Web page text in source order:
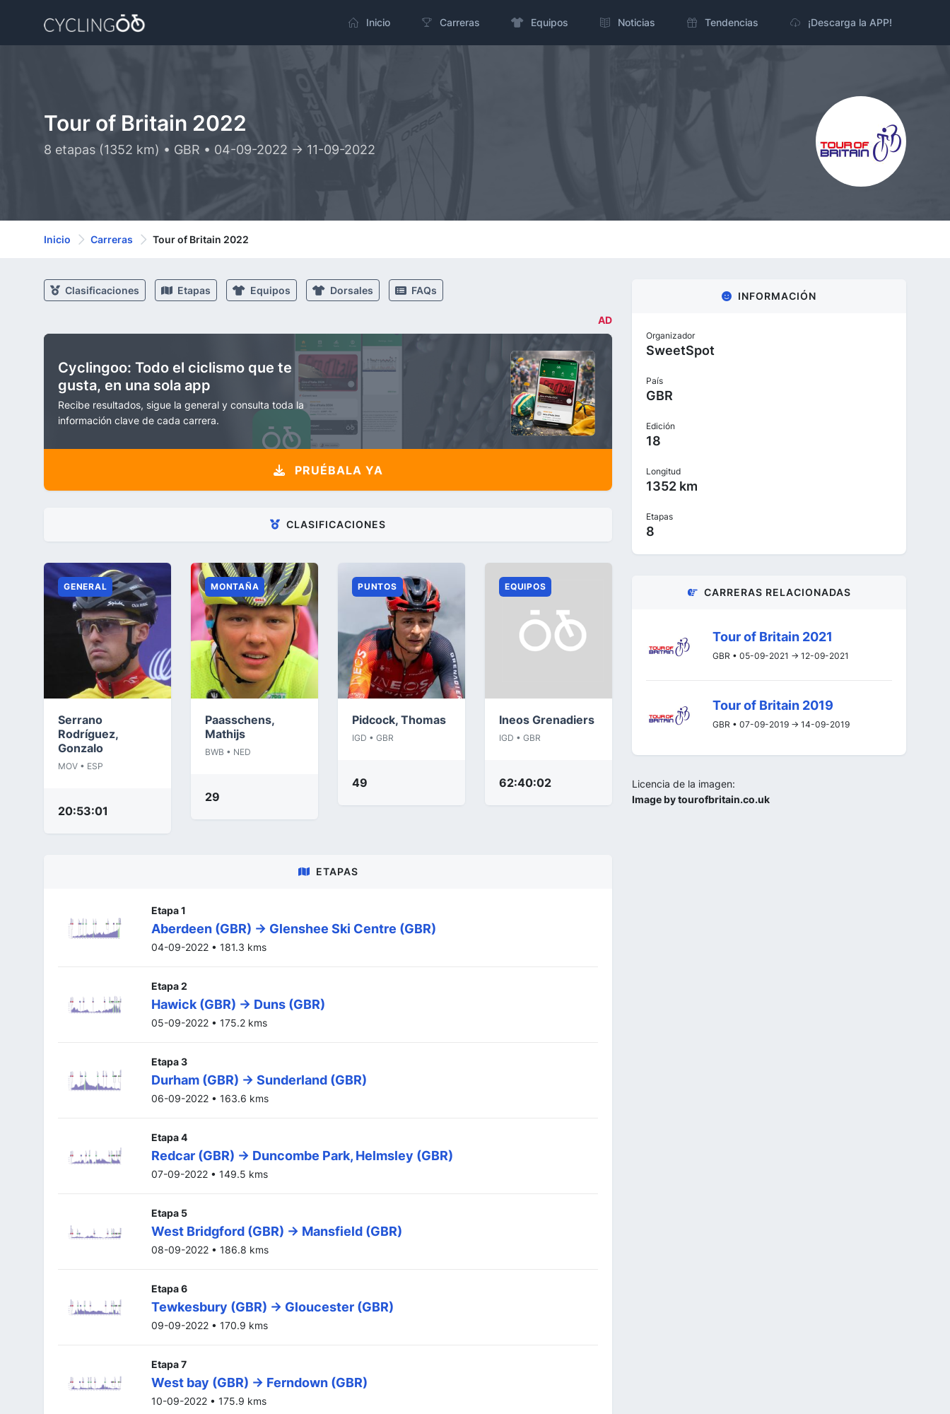
Inicio Carreras Equipos Noticias Tendencias ¡Descarga la APP!
Tour of Britain 2022
8 etapas (1352 km) • GBR • 04-09-2022 -> 11-09-2022
Inicio Carreras Tour of Britain 2022
Clasificaciones Etapas Equipos Dorsales FAQs
AD
Cyclingoo: Todo el ciclismo que te
gusta, en una sola app
Recibe resultados, sigue la general y consulta toda la
información clave de cada carrera.
PRUÉBALA YA
CLASIFICACIONES
GENERAL
Serrano
Rodríguez,
Gonzalo
MOV • ESP
20:53:01
MONTAÑA
Paasschens,
Mathijs
BWB • NED
29
PUNTOS
Pidcock, Thomas
IGD • GBR
49
EQUIPOS
Ineos Grenadiers
IGD • GBR
62:40:02
ETAPAS
Etapa 1
Aberdeen (GBR) -> Glenshee Ski Centre (GBR)
04-09-2022 • 181.3 kms
Etapa 2
Hawick (GBR) -> Duns (GBR)
05-09-2022 • 175.2 kms
Etapa 3
Durham (GBR) -> Sunderland (GBR)
06-09-2022 • 163.6 kms
Etapa 4
Redcar (GBR) -> Duncombe Park, Helmsley (GBR)
07-09-2022 • 149.5 kms
Etapa 5
West Bridgford (GBR) -> Mansfield (GBR)
08-09-2022 • 186.8 kms
Etapa 6
Tewkesbury (GBR) -> Gloucester (GBR)
09-09-2022 • 170.9 kms
Etapa 7
West bay (GBR) -> Ferndown (GBR)
10-09-2022 • 175.9 kms
INFORMACIÓN
Organizador
SweetSpot
País
GBR
Edición
18
Longitud
1352 km
Etapas
8
CARRERAS RELACIONADAS
Tour of Britain 2021
GBR • 05-09-2021 -> 12-09-2021
Tour of Britain 2019
GBR • 07-09-2019 -> 14-09-2019
Licencia de la imagen:
Image by tourofbritain.co.uk